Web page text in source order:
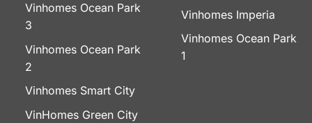
Vinhomes Ocean Park
3
Vinhomes Ocean Park
2
Vinhomes Smart City
VinHomes Green City
Vinhomes Imperia
Vinhomes Ocean Park
1